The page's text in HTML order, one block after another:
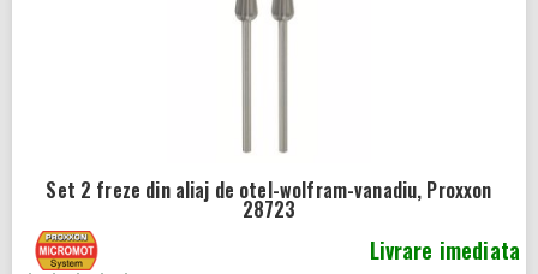
Set 2 freze din aliaj de otel-wolfram-vanadiu, Proxxon
28723
Livrare imediata